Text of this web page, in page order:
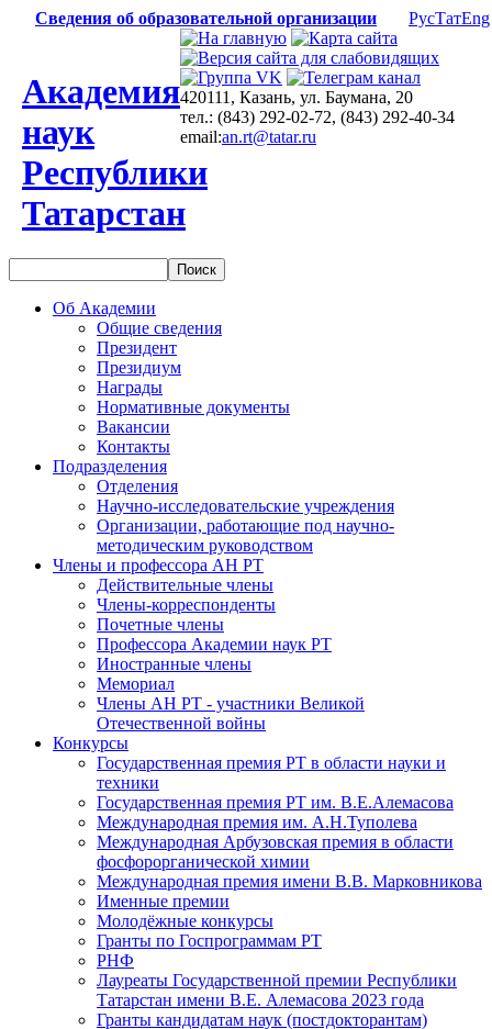
Сведения об образовательной организации РусТатEng
Академия
наук
Республики
Татарстан
420111, Казань, ул. Баумана, 20
тел.: (843) 292-02-72, (843) 292-40-34
email:an.rt@tatar.ru
Об Академии
Общие сведения
Президент
Президиум
Награды
Нормативные документы
Вакансии
Контакты
Подразделения
Отделения
Научно-исследовательские учреждения
Организации, работающие под научно-
методическим руководством
Члены и профессора АН РТ
Действительные члены
Члены-корреспонденты
Почетные члены
Профессора Академии наук РТ
Иностранные члены
Мемориал
Члены АН РТ - участники Великой
Отечественной войны
Конкурсы
Государственная премия РТ в области науки и
техники
Государственная премия РТ им. В.Е.Алемасова
Международная премия им. А.Н.Туполева
Международная Арбузовская премия в области
фосфорорганической химии
Международная премия имени В.В. Марковникова
Именные премии
Молодёжные конкурсы
Гранты по Госпрограммам РТ
РНФ
Лауреаты Государственной премии Республики
Татарстан имени В.Е. Алемасова 2023 года
Гранты кандидатам наук (постдокторантам)